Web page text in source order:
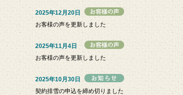
2025年12月20日
お客様の声を更新しました
2025年11月4日
お客様の声を更新しました
2025年10月30日
契約排雪の申込を締め切りました